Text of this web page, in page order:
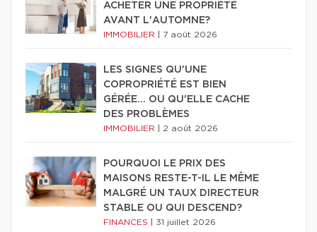
ACHETER UNE PROPRIÉTÉ
AVANT L'AUTOMNE?
IMMOBILIER 7 août 2026
LES SIGNES QU'UNE
COPROPRIÉTÉ EST BIEN
GÉRÉE… OU QU'ELLE CACHE
DES PROBLÈMES
IMMOBILIER 2 août 2026
POURQUOI LE PRIX DES
MAISONS RESTE-T-IL LE MÊME
MALGRÉ UN TAUX DIRECTEUR
STABLE OU QUI DESCEND?
FINANCES 31 juillet 2026